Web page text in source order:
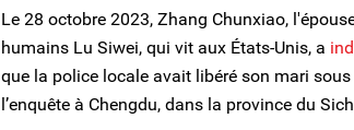
Le 28 octobre 2023, Zhang Chunxiao,
humains Lu Siwei, qui vit aux États-Unis, a
que la police locale avait libéré son mari
l’enquête à Chengdu, dans la province du